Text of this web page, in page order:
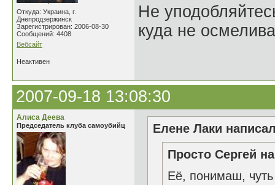
Откуда: Украина, г.
Днепродзержинск
Зарегистрирован: 2006-08-30
Сообщений: 4408
Вебсайт
Не
куда не
Неактивен
2007-09-18 13:08:30
Алиса Деева
Председатель клуба самоубийц
Елене Лаки
Просто Сергей
Её, понимаш,